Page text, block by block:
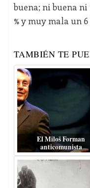
buena; ni buena ni
% y muy mala un 6
TAMBIÉN TE
El Miloš Forman
anticomunista